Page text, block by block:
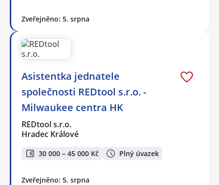
Zveřejněno: 5. srpna
Asistentka jednatele
společnosti REDtool s.r.o. -
Milwaukee centra HK
REDtool s.r.o.
Hradec Králové
30 000 – 45 000 Kč Plný úvazek
Zveřejněno: 5. srpna